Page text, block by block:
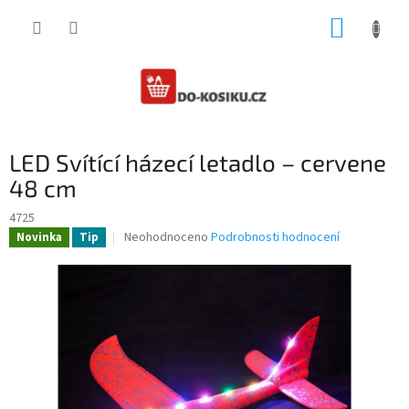
LED Svítící házecí letadlo – cervene
48 cm
4725
Novinka Tip
Průměrné
produktu
hvězdiček.
Neohodnoceno Podrobnosti hodnocení